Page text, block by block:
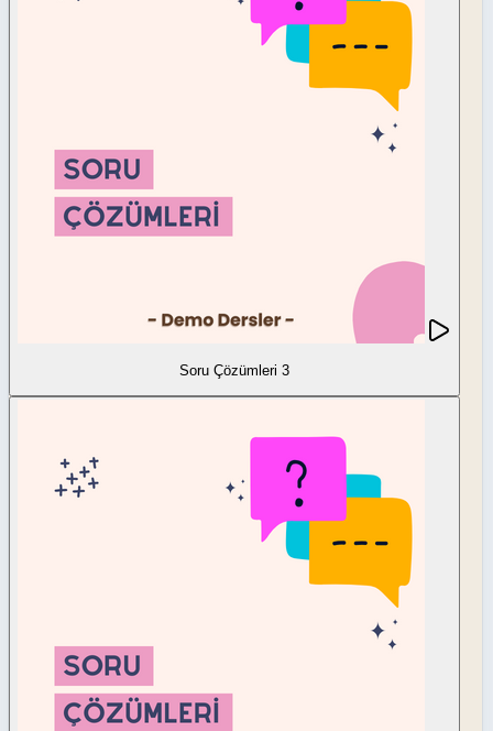
Soru Çözümleri 3